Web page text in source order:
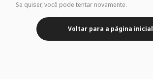
Se quiser, você pode tentar novamente.
Voltar para a página inicial